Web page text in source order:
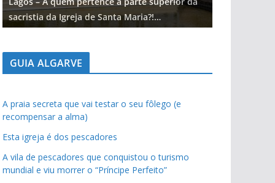
sacristia da Igreja de Santa Maria?!…
GUIA ALGARVE
A praia secreta que vai testar o seu fôlego (e
recompensar a alma)
Esta igreja é dos pescadores
A vila de pescadores que conquistou o turismo
mundial e viu morrer o “Príncipe Perfeito”